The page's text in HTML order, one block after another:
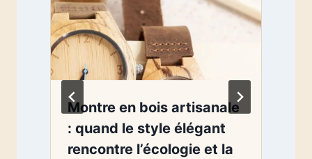
Montre en bois artisanale
: quand le style élégant
rencontre l’écologie et la